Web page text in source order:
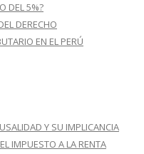
DEL 5%?
DERECHO
EN EL PERÚ
Y SU IMPLICANCIA
IMPUESTO A LA RENTA